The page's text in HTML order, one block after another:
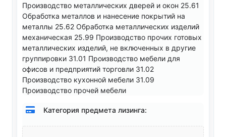
Производство металлических дверей и окон 25.61
Обработка металлов и нанесение покрытий на
металлы 25.62 Обработка металлических изделий
механическая 25.99 Производство прочих готовых
металлических изделий, не включенных в другие
группировки 31.01 Производство мебели для
офисов и предприятий торговли 31.02
Производство кухонной мебели 31.09
Производство прочей мебели
Категория предмета лизинга: